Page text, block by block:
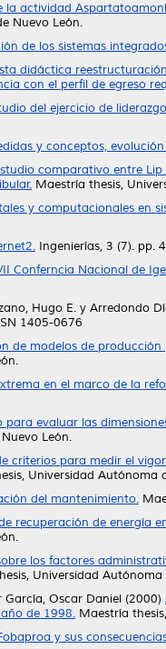
la actividad
Nuevo León.
de los sistemas
didáctica
con el perfil de egreso
del ejercicio de
y conceptos,
comparativo entre
Maestría thesis,
y computacionales en
Ingenierías, 3 (7). pp.
Conferncia Nacional de
Hugo E. y Arredondo
1405-0676
de modelos de
en el marco de la
para evaluar las
León.
criterios para medir el
Universidad Autónoma
del mantenimiento.
recuperación de energía
los factores
Universidad Autónoma
García, Oscar Daniel (2000)
de 1998. Maestría
y sus